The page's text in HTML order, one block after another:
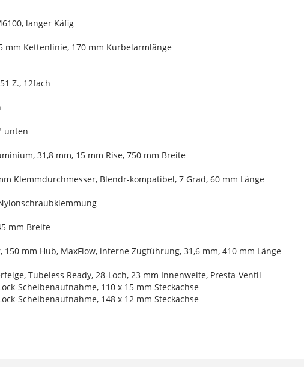
langer Käfig
mm Kettenlinie, 170 mm Kurbelarmlänge
Z., 12fach
unten
31,8 mm, 15 mm Rise, 750 mm Breite
Klemmdurchmesser, Blendr-kompatibel, 7 Grad, 60 mm Länge
mm Breite
mm Hub, MaxFlow, interne Zugführung, 31,6 mm, 410 mm Länge
Tubeless Ready, 28-Loch, 23 mm Innenweite, Presta-Ventil
Scheibenaufnahme, 110 x 15 mm Steckachse
Scheibenaufnahme, 148 x 12 mm Steckachse